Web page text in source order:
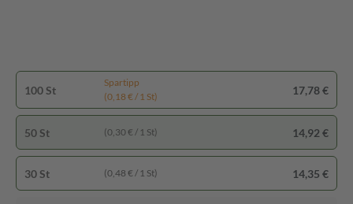
100 St
Spartipp
(0,18 € / 1 St)
17,78 €
50 St (0,30 € / 1 St) 14,92 €
30 St (0,48 € / 1 St) 14,35 €